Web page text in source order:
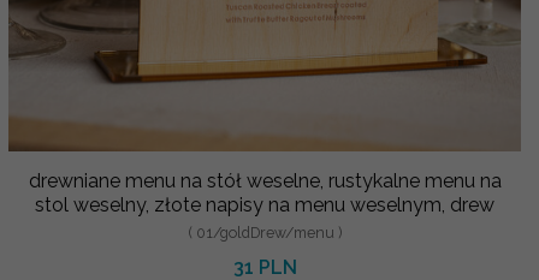
drewniane menu na stół weselne, rustykalne menu na
stol weselny, złote napisy na menu weselnym, drew
( 01/goldDrew/menu )
31 PLN